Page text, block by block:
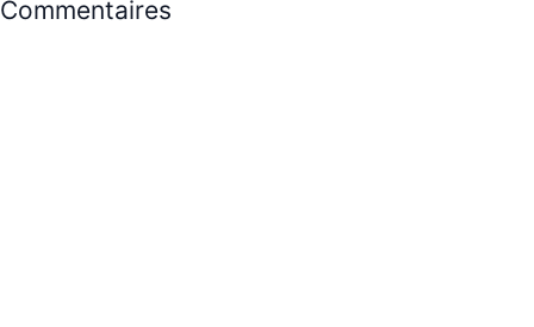
Commentaires